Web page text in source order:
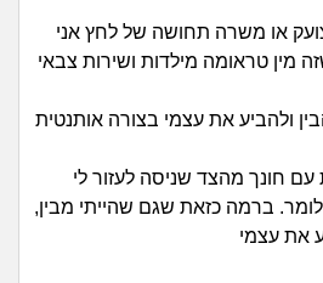
עבודה וקריירה
חברים ואנשים
בית, שכנים ושותפים
או משרה תחושה של לחץ אני
מין טראומה מילדות ושירות צבאי
ולהביע את עצמי בצורה אותנטית
חונך מהצד שניסה לעזור לי
ברמה כזאת שגם שהייתי מבין,
את עצמי